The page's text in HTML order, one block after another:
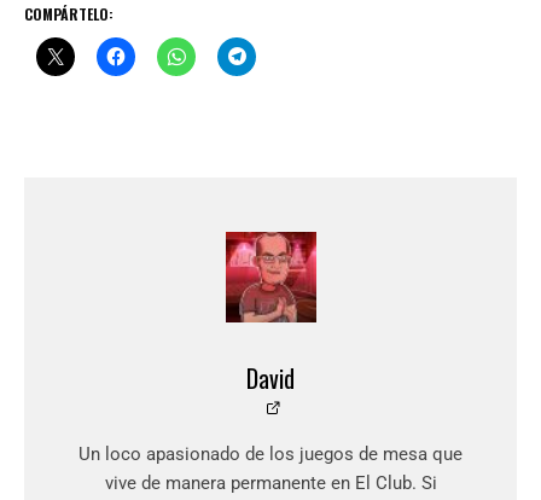
COMPÁRTELO:
David
Un loco apasionado de los juegos de mesa que
vive de manera permanente en El Club. Si